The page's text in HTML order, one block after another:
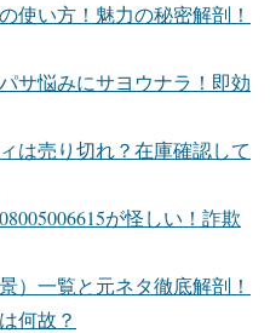
使い方！魅力の秘密解剖！
サ悩みにサヨウナラ！即効
は売り切れ？在庫確認して
が怪しい！詐欺
）一覧と元ネタ徹底解剖！
何故？